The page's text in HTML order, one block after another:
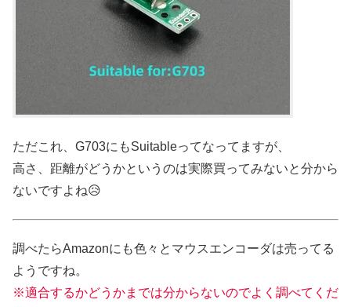
ただこれ、G703にもSuitableってなってますが、
高さ、距離がどうかというのは実際買ってみないと分から
ないですよね😥
調べたらAmazonにも色々とマウスエンコーダは売ってる
ようですね。
※適合するかどうかまでは分からないのでよく調べてくだ